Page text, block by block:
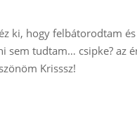
ki, hogy felbátorodtam
sem tudtam… csipke? az
Krisssz!